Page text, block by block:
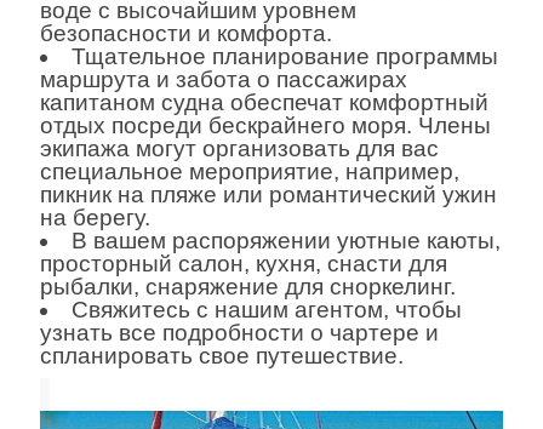
воде с высочайшим уровнем
безопасности и комфорта.
Тщательное планирование программы
маршрута и забота о пассажирах
капитаном судна обеспечат комфортный
отдых посреди бескрайнего моря. Члены
экипажа могут организовать для вас
специальное мероприятие, например,
пикник на пляже или романтический ужин
на берегу.
В вашем распоряжении уютные каюты,
просторный салон, кухня, снасти для
рыбалки, снаряжение для сноркелинг.
Свяжитесь с нашим агентом, чтобы
узнать все подробности о чартере и
спланировать свое путешествие.